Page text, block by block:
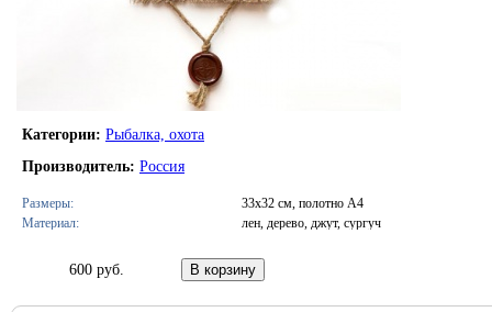
Категории: Рыбалка, охота
Производитель: Россия
Размеры:
33х32 см, полотно А4
Материал:
лен, дерево, джут, сургуч
600 руб.